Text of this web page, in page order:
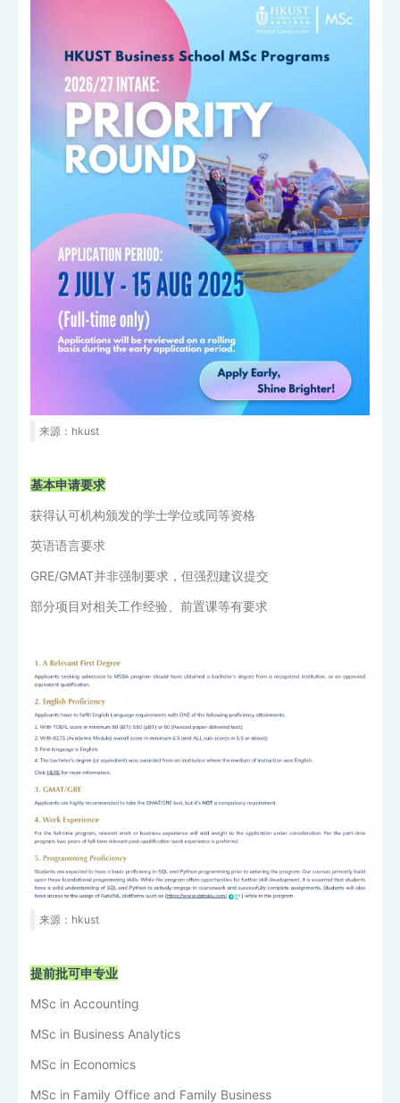
来源：hkust
基本申请要求
获得认可机构颁发的学士学位或同等资格
英语语言要求
GRE/GMAT并非强制要求，但强烈建议提交
部分项目对相关工作经验、前置课等有要求
来源：hkust
提前批可申专业
MSc in Accounting
MSc in Business Analytics
MSc in Economics
MSc in Family Office and Family Business